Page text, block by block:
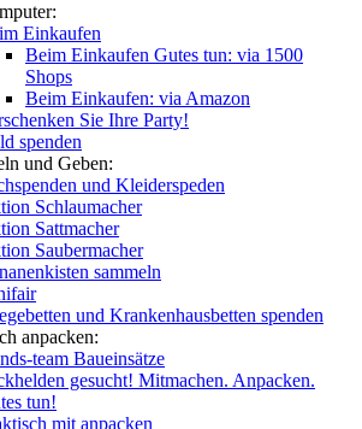
Einkaufen
Beim Einkaufen Gutes tun: via 1500
Shops
Beim Einkaufen: via Amazon
Sie Ihre Party!
spenden
und Geben:
und Kleiderspeden
Schlaumacher
Sattmacher
Saubermacher
sammeln
und Krankenhausbetten spenden
anpacken:
team Baueinsätze
gesucht! Mitmachen. Anpacken.
tun!
mit anpacken